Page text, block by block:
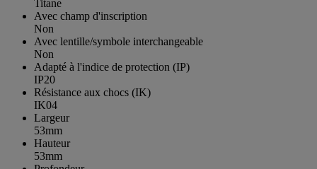
Titane
Avec champ d'inscription
Non
Avec lentille/symbole interchangeable
Non
Adapté à l'indice de protection (IP)
IP20
Résistance aux chocs (IK)
IK04
Largeur
53mm
Hauteur
53mm